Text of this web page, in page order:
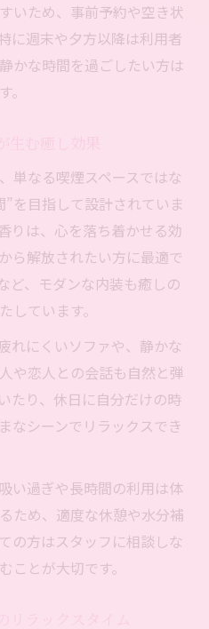
いため、事前予約や空き状
に週末や夕方以降は利用者
かな時間を過ごしたい方は
単なる喫煙スペースではな
を目指して設計されていま
りは、心を落ち着かせる効
ら解放されたい方に最適で
ど、モダンな内装も癒しの
しています。
れにくいソファや、静かな
や恋人との会話も自然と弾
たり、休日に自分だけの時
なシーンでリラックスでき
い過ぎや長時間の利用は体
ため、適度な休憩や水分補
の方はスタッフに相談しな
ことが大切です。